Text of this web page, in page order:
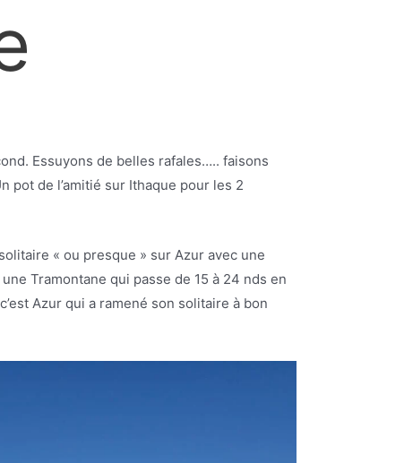
Essuyons de belles rafales….. faisons
pot de l’amitié sur Ithaque pour les 2
« ou presque » sur Azur avec une
Tramontane qui passe de 15 à 24 nds en
Azur qui a ramené son solitaire à bon